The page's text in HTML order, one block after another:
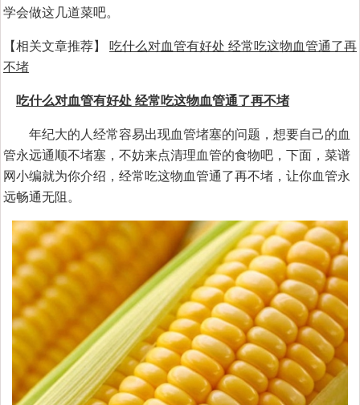
学会做这几道菜吧。
【相关文章推荐】 吃什么对血管有好处 经常吃这物血管通了再
不堵
吃什么对血管有好处 经常吃这物血管通了再不堵
年纪大的人经常容易出现血管堵塞的问题，想要自己的血
管永远通顺不堵塞，不妨来点清理血管的食物吧，下面，菜谱
网小编就为你介绍，经常吃这物血管通了再不堵，让你血管永
远畅通无阻。